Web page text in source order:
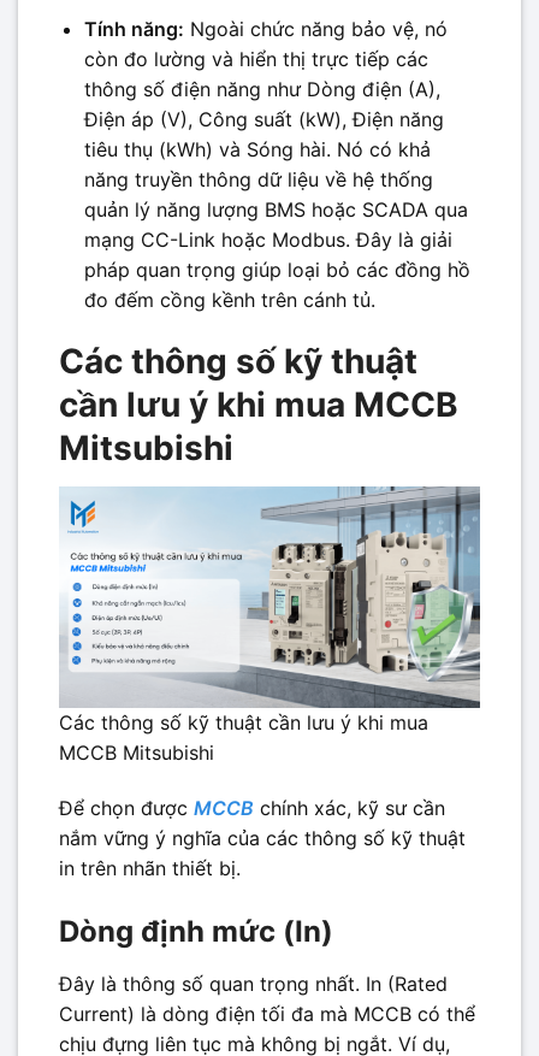
Tính năng: Ngoài chức năng bảo vệ, nó
còn đo lường và hiển thị trực tiếp các
thông số điện năng như Dòng điện (A),
Điện áp (V), Công suất (kW), Điện năng
tiêu thụ (kWh) và Sóng hài. Nó có khả
năng truyền thông dữ liệu về hệ thống
quản lý năng lượng BMS hoặc SCADA qua
mạng CC-Link hoặc Modbus. Đây là giải
pháp quan trọng giúp loại bỏ các đồng hồ
đo đếm cồng kềnh trên cánh tủ.
Các thông số kỹ thuật
cần lưu ý khi mua MCCB
Mitsubishi
Các thông số kỹ thuật cần lưu ý khi mua
MCCB Mitsubishi
Để chọn được MCCB chính xác, kỹ sư cần
nắm vững ý nghĩa của các thông số kỹ thuật
in trên nhãn thiết bị.
Dòng định mức (In)
Đây là thông số quan trọng nhất. In (Rated
Current) là dòng điện tối đa mà MCCB có thể
chịu đựng liên tục mà không bị ngắt. Ví dụ,